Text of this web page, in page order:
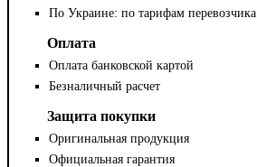
По Украине: по тарифам перевозчика
Оплата
Оплата банковской картой
Безналичный расчет
Защита покупки
Оригинальная продукция
Официальная гарантия